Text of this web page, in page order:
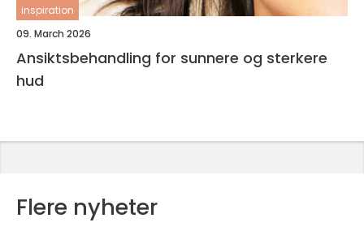
inspiration
09. March 2026
Ansiktsbehandling for sunnere og sterkere
hud
Flere nyheter